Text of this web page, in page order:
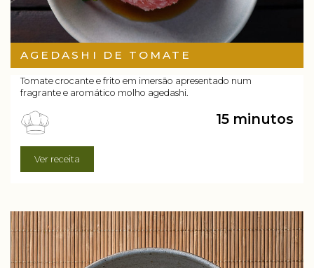
AGEDASHI DE TOMATE
Tomate crocante e frito em imersão apresentado num
fragrante e aromático molho agedashi.
15 minutos
Ver receita